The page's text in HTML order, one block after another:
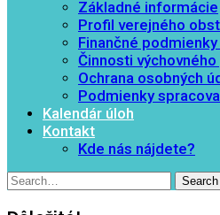
Základné informácie
Profil verejného
Finančné
Činnosti
Ochrana osobných
Podmienky
Kalendár úloh
Kontakt
Kde nás nájdete?